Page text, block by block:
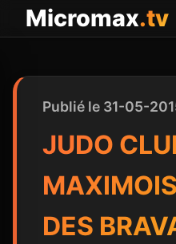
Micromax.tv
Publié le 31-05-
JUDO
DES
Panneau de gestion des